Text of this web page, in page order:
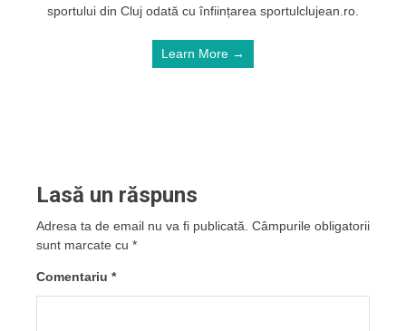
sportului din Cluj odată cu înființarea sportulclujean.ro.
Learn More →
Lasă un răspuns
Adresa ta de email nu va fi publicată. Câmpurile obligatorii
sunt marcate cu *
Comentariu *